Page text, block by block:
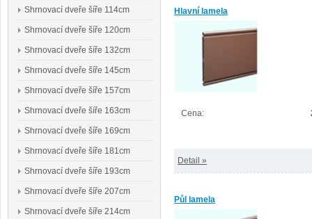
Hlavní lamela
Cena:
Detail »
Půl lamela
Shrnovací dveře šíře 114cm
Shrnovací dveře šíře 120cm
Shrnovací dveře šíře 132cm
Shrnovací dveře šíře 145cm
Shrnovací dveře šíře 157cm
Shrnovací dveře šíře 163cm
Shrnovací dveře šíře 169cm
Shrnovací dveře šíře 181cm
Shrnovací dveře šíře 193cm
Shrnovací dveře šíře 207cm
Shrnovací dveře šíře 214cm